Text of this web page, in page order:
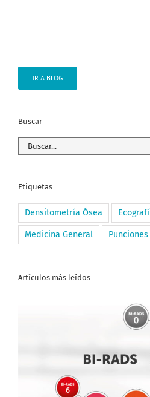
IR A BLOG
Buscar
Buscar:
Etiquetas
Densitometría Ósea
Medicina General Punciones
Artículos más leídos